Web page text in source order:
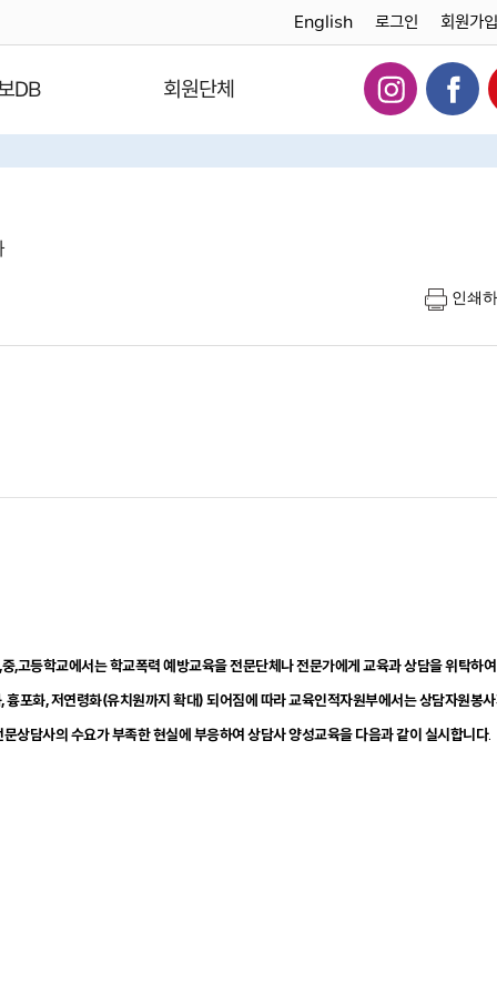
English 로그인 회원가입
DB 회원단체
인쇄
등학교에서는 학교폭력 예방교육을 전문단체나 전문가에게 교육과 상담을 위탁하
포화, 저연령화(유치원까지 확대) 되어짐에 따라 교육인적자원부에서는 상담자원봉
담사의 수요가 부족한 현실에 부응하여 상담사 양성교육을 다음과 같이 실시합니다.